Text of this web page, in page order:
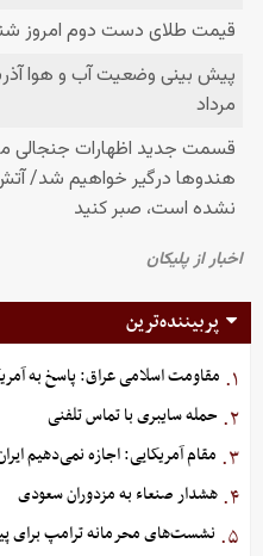
پربیننده‌ترین
۱. مقاومت اسلامی عراق: پاسخ به
۲. حمله سایبری با تماس تلفنی
۳. مقام آمریکایی: اجازه نمی‌دهیم
۴. هشدار صنعاء به مزدوران سعودی
۵. نشست‌های محرمانه ترامپ برای